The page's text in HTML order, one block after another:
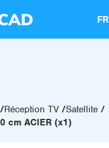
FR
Réception TV Satellite
cm ACIER (x1)